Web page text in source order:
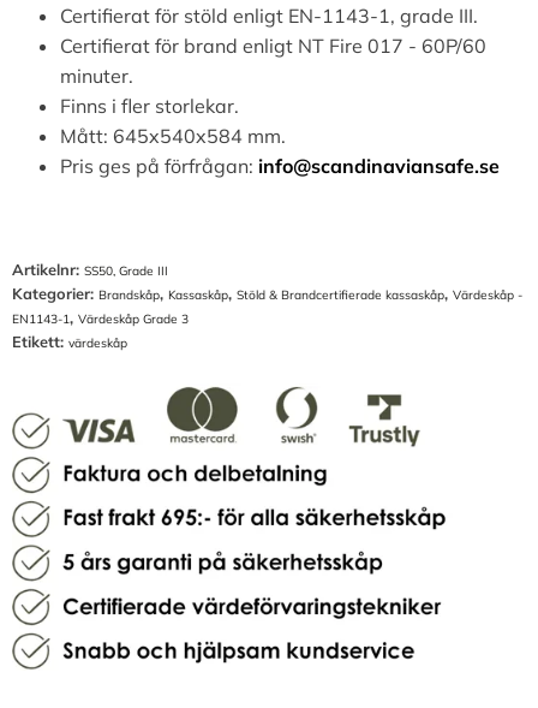
Certifierat för stöld enligt EN-1143-1, grade III.
Certifierat för brand enligt NT Fire 017 - 60P/60
minuter.
Finns i fler storlekar.
Mått: 645x540x584 mm.
Pris ges på förfrågan: info@scandinaviansafe.se
Artikelnr: SS50, Grade III
Kategorier: Brandskåp, Kassaskåp, Stöld & Brandcertifierade kassaskåp, Värdeskåp -
EN1143-1, Värdeskåp Grade 3
Etikett: värdeskåp